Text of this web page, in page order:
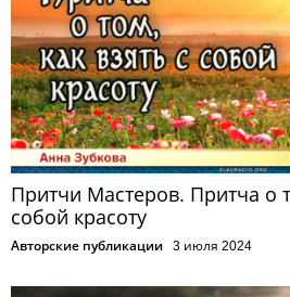
Притчи Мастеров. Притча о
собой красоту
Авторские публикации 3 июля 2024